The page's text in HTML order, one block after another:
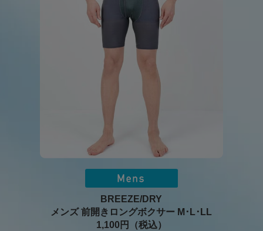
BREEZE/DRY
メンズ 前開きロングボクサー M･L･LL
1,100円（税込）